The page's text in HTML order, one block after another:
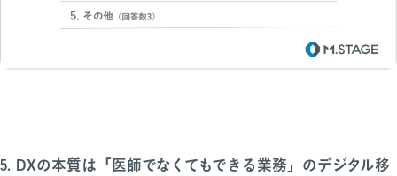
5. DXの本質は「医師でなくてもできる業務」のデジタル移